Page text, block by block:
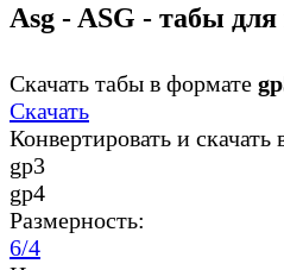
Asg - ASG - табы
Скачать табы в формате
Скачать
Конвертировать и
gp3
gp4
Размерность:
6/4